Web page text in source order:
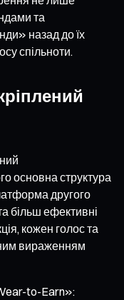
та
назад до їх
спільноти.
основна структура
другого
більш ефективні
кожен голос та
вираженням
to-Earn»: